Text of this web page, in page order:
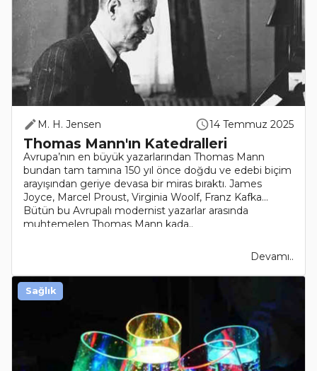
M. H. Jensen 14 Temmuz 2025
Thomas Mann'ın Katedralleri
Avrupa’nın en büyük yazarlarından Thomas Mann
bundan tam tamına 150 yıl önce doğdu ve edebi biçim
arayışından geriye devasa bir miras bıraktı. James
Joyce, Marcel Proust, Virginia Woolf, Franz Kafka…
Bütün bu Avrupalı modernist yazarlar arasında
muhtemelen Thomas Mann kada..
Devamı..
Sağlık